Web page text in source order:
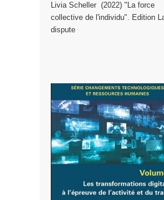
Livia Scheller (2022) " La force
collective de l'individu". Edition
dispute